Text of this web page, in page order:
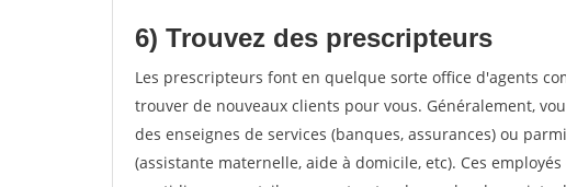
6) Trouvez des prescripteurs
Les prescripteurs font en quelque sorte office d'agents
trouver de nouveaux clients pour vous. Généralement,
des enseignes de services (banques, assurances) ou
(assistante maternelle, aide à domicile, etc). Ces